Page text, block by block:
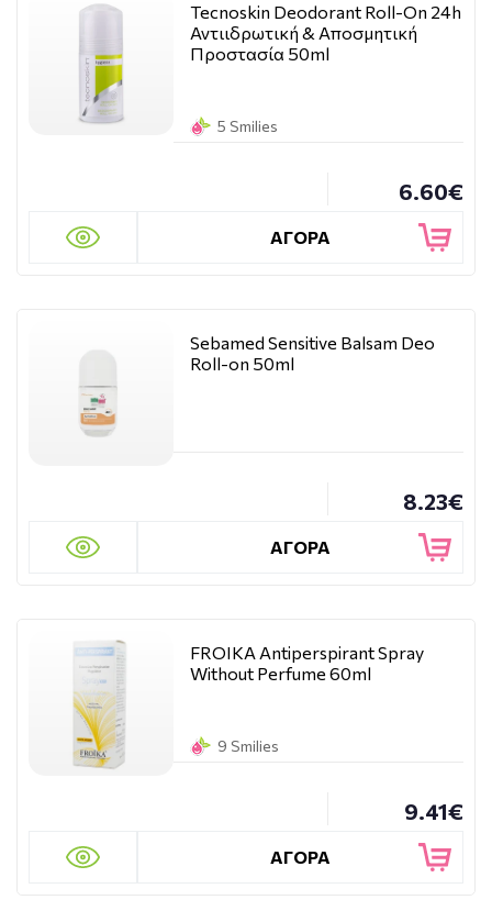
Tecnoskin Deodorant Roll-On 24h
Αντιιδρωτική & Αποσμητική
Προστασία 50ml
5 Smilies
6.60€
ΑΓΟΡΑ
Sebamed Sensitive Balsam Deo
Roll-on 50ml
8.23€
ΑΓΟΡΑ
FROIKA Antiperspirant Spray
Without Perfume 60ml
9 Smilies
9.41€
ΑΓΟΡΑ